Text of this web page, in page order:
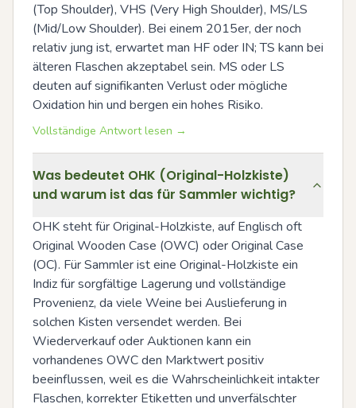
(Top Shoulder), VHS (Very High Shoulder), MS/LS
(Mid/Low Shoulder). Bei einem 2015er, der noch
relativ jung ist, erwartet man HF oder IN; TS kann bei
älteren Flaschen akzeptabel sein. MS oder LS
deuten auf signifikanten Verlust oder mögliche
Oxidation hin und bergen ein hohes Risiko.
Vollständige Antwort lesen →
Was bedeutet OHK (Original-Holzkiste)
und warum ist das für Sammler wichtig?
OHK steht für Original-Holzkiste, auf Englisch oft
Original Wooden Case (OWC) oder Original Case
(OC). Für Sammler ist eine Original-Holzkiste ein
Indiz für sorgfältige Lagerung und vollständige
Provenienz, da viele Weine bei Auslieferung in
solchen Kisten versendet werden. Bei
Wiederverkauf oder Auktionen kann ein
vorhandenes OWC den Marktwert positiv
beeinflussen, weil es die Wahrscheinlichkeit intakter
Flaschen, korrekter Etiketten und unverfälschter